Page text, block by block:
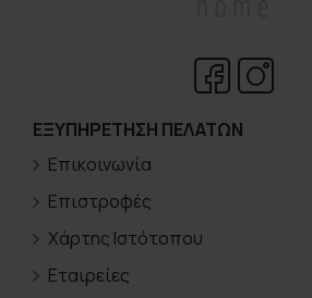
ΕΞΥΠΗΡΈΤΗΣΗ ΠΕΛΑΤΏΝ
Επικοινωνία
Επιστροφές
Χάρτης Ιστότοπου
Εταιρείες